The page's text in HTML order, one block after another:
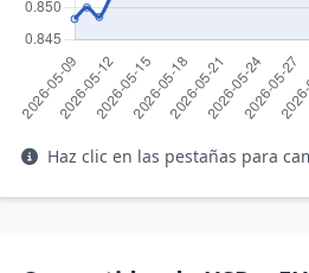
Haz clic en las pestañas para